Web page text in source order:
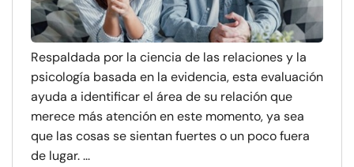
Respaldada por la ciencia de las relaciones y la
psicología basada en la evidencia, esta evaluación
ayuda a identificar el área de su relación que
merece más atención en este momento, ya sea
que las cosas se sientan fuertes o un poco fuera
de lugar. ...